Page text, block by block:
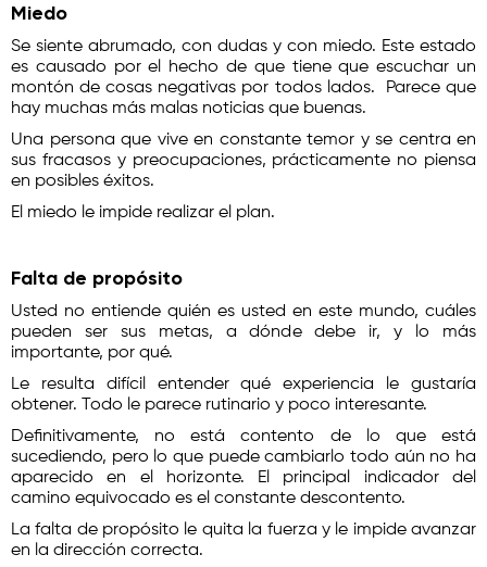
Miedo
Se siente abrumado, con dudas y con miedo. Este estado
es causado por el hecho de que tiene que escuchar un
montón de cosas negativas por todos lados. Parece que
hay muchas más malas noticias que buenas.
Una persona que vive en constante temor y se centra en
sus fracasos y preocupaciones, prácticamente no piensa
en posibles éxitos.
El miedo le impide realizar el plan.
Falta de propósito
Usted no entiende quién es usted en este mundo, cuáles
pueden ser sus metas, a dónde debe ir, y lo más
importante, por qué.
Le resulta difícil entender qué experiencia le gustaría
obtener. Todo le parece rutinario y poco interesante.
Definitivamente, no está contento de lo que está
sucediendo, pero lo que puede cambiarlo todo aún no ha
aparecido en el horizonte. El principal indicador del
camino equivocado es el constante descontento.
La falta de propósito le quita la fuerza y le impide avanzar
en la dirección correcta.